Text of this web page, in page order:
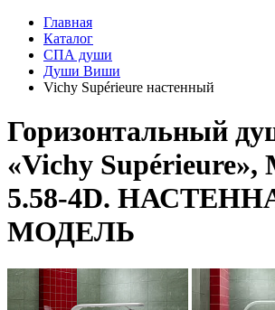
Главная
Каталог
СПА души
Души Виши
Vichy Supérieure настенный
Горизонтальный
«Vichy Supérieure»,
5.58-4D.
МОДЕЛЬ